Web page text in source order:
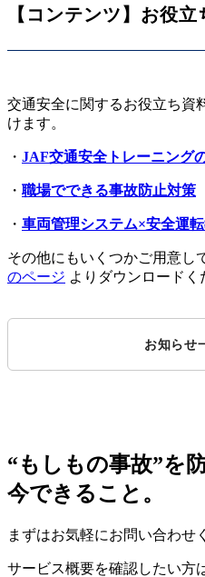
【コンテンツ】お役
交通安全に関するお役立ち資
けます。
・ JAF交通安全トレーニング
・ 職場でできる事故防止対策
・ 車両管理システム×安全運
その他にもいくつかご用意し
のページ よりダウンロードく
お知らせ
“もしもの事故”を
今できること。
まずはお気軽にお問い合わせ
サービス概要を確認したい方